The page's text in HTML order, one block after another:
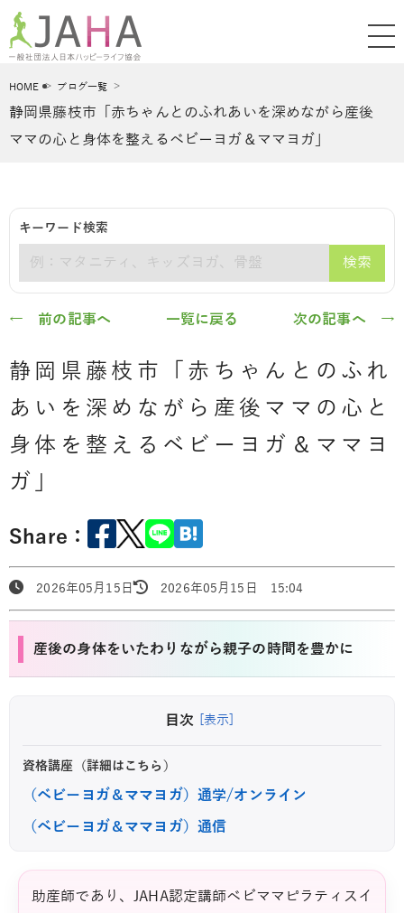
HOME ブログ一覧
静岡県藤枝市「赤ちゃんとのふれあいを深めながら産後
ママの心と身体を整えるベビーヨガ＆ママヨガ」
キーワード検索
検索
← 前の記事へ 一覧に戻る 次の記事へ →
静岡県藤枝市「赤ちゃんとのふれ
あいを深めながら産後ママの心と
身体を整えるベビーヨガ＆ママヨ
ガ」
Share：
2026年05月15日 2026年05月15日 15:04
産後の身体をいたわりながら親子の時間を豊かに
目次 [表示]
資格講座（詳細はこちら）
（ベビーヨガ＆ママヨガ）通学/オンライン
（ベビーヨガ＆ママヨガ）通信
助産師であり、JAHA認定講師ベビママピラティスイ